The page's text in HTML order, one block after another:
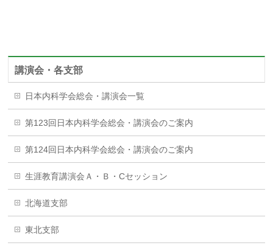
講演会・各支部
日本内科学会総会・講演会一覧
第123回日本内科学会総会・講演会のご案内
第124回日本内科学会総会・講演会のご案内
生涯教育講演会Ａ・Ｂ・Cセッション
北海道支部
東北支部